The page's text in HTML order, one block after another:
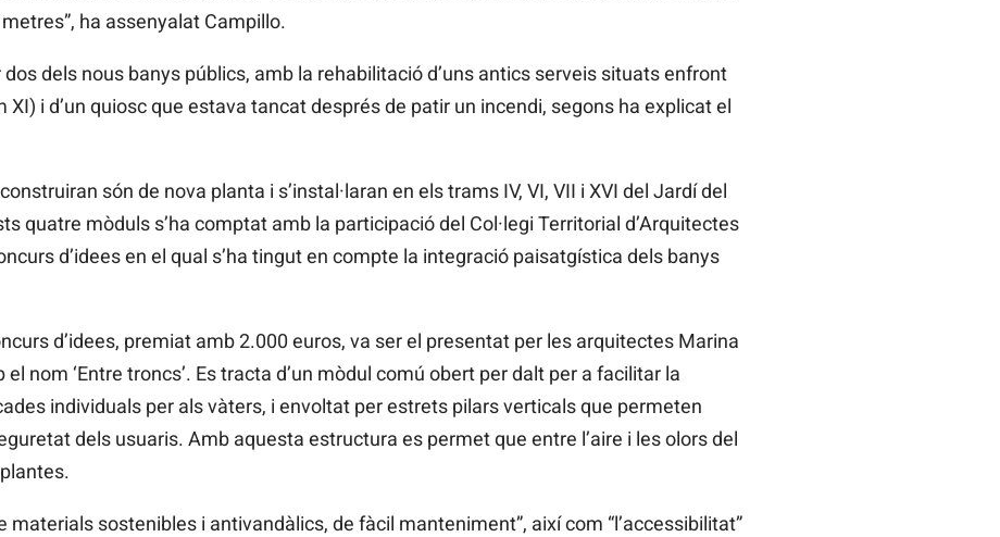
ha assenyalat Campillo.
dels nous banys públics, amb la rehabilitació d’uns antics serveis situats enfront
XI) i d’un quiosc que estava tancat després de patir un incendi, segons ha explicat el
són de nova planta i s’instal·laran en els trams IV, VI, VII i XVI del Jardí del
quatre mòduls s’ha comptat amb la participació del Col·legi Territorial d’Arquitectes
d’idees en el qual s’ha tingut en compte la integració paisatgística dels banys
d’idees, premiat amb 2.000 euros, va ser el presentat per les arquitectes Marina
nom ‘Entre troncs’. Es tracta d’un mòdul comú obert per dalt per a facilitar la
individuals per als vàters, i envoltat per estrets pilars verticals que permeten
dels usuaris. Amb aquesta estructura es permet que entre l’aire i les olors del
materials sostenibles i antivandàlics, de fàcil manteniment”, així com “l’accessibilitat”